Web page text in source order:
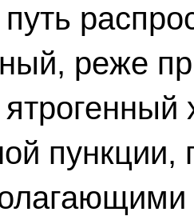
реже
пункции,